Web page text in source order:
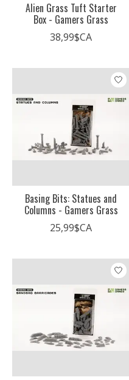
Alien Grass Tuft Starter
Box - Gamers Grass
38,99$CA
Basing Bits: Statues and
Columns - Gamers Grass
25,99$CA